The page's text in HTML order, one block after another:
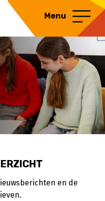
Menu
en de